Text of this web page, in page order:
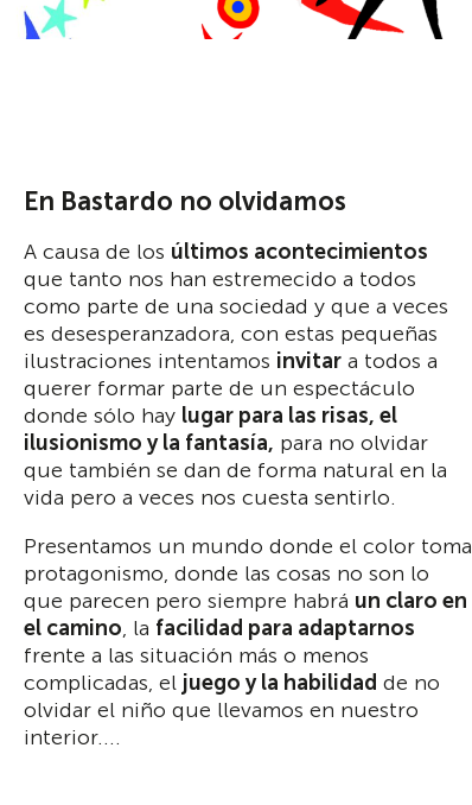
En Bastardo no olvidamos
A causa de los últimos acontecimientos
que tanto nos han estremecido a todos
como parte de una sociedad y que a veces
es desesperanzadora, con estas pequeñas
ilustraciones intentamos invitar a todos a
querer formar parte de un espectáculo
donde sólo hay lugar para las risas, el
ilusionismo y la fantasía, para no olvidar
que también se dan de forma natural en la
vida pero a veces nos cuesta sentirlo.
Presentamos un mundo donde el color toma
protagonismo, donde las cosas no son lo
que parecen pero siempre habrá un claro en
el camino, la facilidad para adaptarnos
frente a las situación más o menos
complicadas, el juego y la habilidad de no
olvidar el niño que llevamos en nuestro
interior....